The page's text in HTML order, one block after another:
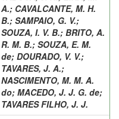
A.; CAVALCANTE, M. H.
B.; SAMPAIO, G. V.;
SOUZA, I. V. B.; BRITO, A.
R. M. B.; SOUZA, E. M.
de; DOURADO, V. V.;
TAVARES, J. A.;
NASCIMENTO, M. M. A.
do; MACEDO, J. J. G. de;
TAVARES FILHO, J. J.